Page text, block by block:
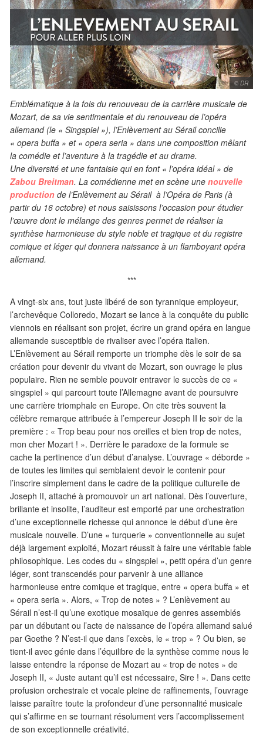
© DR
Emblématique à la fois du renouveau de la carrière musicale de
Mozart, de sa vie sentimentale et du renouveau de l’opéra
allemand (le « Singspiel »), l’Enlèvement au Sérail concilie
« opera buffa » et « opera seria » dans une composition mêlant
la comédie et l’aventure à la tragédie et au drame.
Une diversité et une fantaisie qui en font « l’opéra idéal » de
Zabou Breitman. La comédienne met en scène une nouvelle
production de l’Enlèvement au Sérail à l’Opéra de Paris (à
partir du 16 octobre) et nous saisissons l’occasion pour étudier
l’œuvre dont le mélange des genres permet de réaliser la
synthèse harmonieuse du style noble et tragique et du registre
comique et léger qui donnera naissance à un flamboyant opéra
allemand.
***
A vingt-six ans, tout juste libéré de son tyrannique employeur,
l’archevêque Colloredo, Mozart se lance à la conquête du public
viennois en réalisant son projet, écrire un grand opéra en langue
allemande susceptible de rivaliser avec l’opéra italien.
L’Enlèvement au Sérail remporte un triomphe dès le soir de sa
création pour devenir du vivant de Mozart, son ouvrage le plus
populaire. Rien ne semble pouvoir entraver le succès de ce «
singspiel » qui parcourt toute l’Allemagne avant de poursuivre
une carrière triomphale en Europe. On cite très souvent la
célèbre remarque attribuée à l’empereur Joseph II le soir de la
première : « Trop beau pour nos oreilles et bien trop de notes,
mon cher Mozart ! ». Derrière le paradoxe de la formule se
cache la pertinence d’un début d’analyse. L’ouvrage « déborde »
de toutes les limites qui semblaient devoir le contenir pour
l’inscrire simplement dans le cadre de la politique culturelle de
Joseph II, attaché à promouvoir un art national. Dès l’ouverture,
brillante et insolite, l’auditeur est emporté par une orchestration
d’une exceptionnelle richesse qui annonce le début d’une ère
musicale nouvelle. D’une « turquerie » conventionnelle au sujet
déjà largement exploité, Mozart réussit à faire une véritable fable
philosophique. Les codes du « singspiel », petit opéra d’un genre
léger, sont transcendés pour parvenir à une alliance
harmonieuse entre comique et tragique, entre « opera buffa » et
« opera seria ». Alors, « Trop de notes » ? L’enlèvement au
Sérail n’est-il qu’une exotique mosaïque de genres assemblés
par un débutant ou l’acte de naissance de l’opéra allemand salué
par Goethe ? N’est-il que dans l’excès, le « trop » ? Ou bien, se
tient-il avec génie dans l’équilibre de la synthèse comme nous le
laisse entendre la réponse de Mozart au « trop de notes » de
Joseph II, « Juste autant qu’il est nécessaire, Sire ! ». Dans cette
profusion orchestrale et vocale pleine de raffinements, l’ouvrage
laisse paraître toute la profondeur d’une personnalité musicale
qui s’affirme en se tournant résolument vers l’accomplissement
de son exceptionnelle créativité.